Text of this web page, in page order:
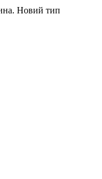
Новий тип